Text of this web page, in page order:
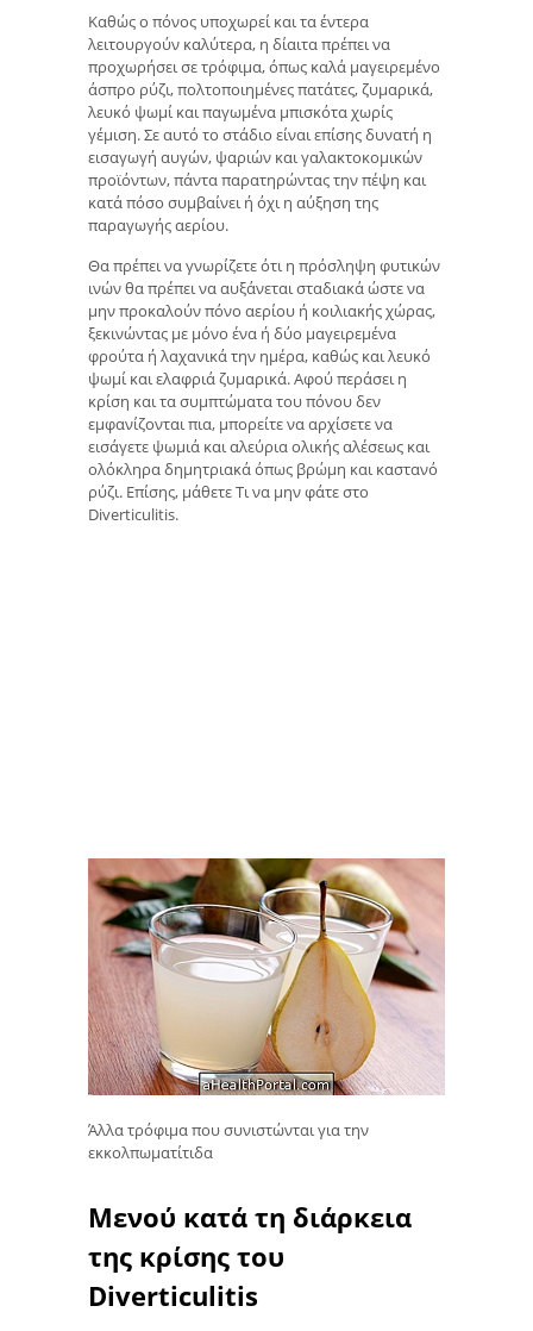
Καθώς ο πόνος υποχωρεί και τα έντερα
λειτουργούν καλύτερα, η δίαιτα πρέπει να
προχωρήσει σε τρόφιμα, όπως καλά μαγειρεμένο
άσπρο ρύζι, πολτοποιημένες πατάτες, ζυμαρικά,
λευκό ψωμί και παγωμένα μπισκότα χωρίς
γέμιση. Σε αυτό το στάδιο είναι επίσης δυνατή η
εισαγωγή αυγών, ψαριών και γαλακτοκομικών
προϊόντων, πάντα παρατηρώντας την πέψη και
κατά πόσο συμβαίνει ή όχι η αύξηση της
παραγωγής αερίου.
Θα πρέπει να γνωρίζετε ότι η πρόσληψη φυτικών
ινών θα πρέπει να αυξάνεται σταδιακά ώστε να
μην προκαλούν πόνο αερίου ή κοιλιακής χώρας,
ξεκινώντας με μόνο ένα ή δύο μαγειρεμένα
φρούτα ή λαχανικά την ημέρα, καθώς και λευκό
ψωμί και ελαφριά ζυμαρικά. Αφού περάσει η
κρίση και τα συμπτώματα του πόνου δεν
εμφανίζονται πια, μπορείτε να αρχίσετε να
εισάγετε ψωμιά και αλεύρια ολικής αλέσεως και
ολόκληρα δημητριακά όπως βρώμη και καστανό
ρύζι. Επίσης, μάθετε Τι να μην φάτε στο
Diverticulitis.
Άλλα τρόφιμα που συνιστώνται για την
εκκολπωματίτιδα
Μενού κατά τη διάρκεια
της κρίσης του
Diverticulitis